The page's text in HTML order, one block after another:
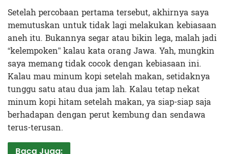
Setelah percobaan pertama tersebut, akhirnya saya
memutuskan untuk tidak lagi melakukan kebiasaan
aneh itu. Bukannya segar atau bikin lega, malah jadi
“kelempoken” kalau kata orang Jawa. Yah, mungkin
saya memang tidak cocok dengan kebiasaan ini.
Kalau mau minum kopi setelah makan, setidaknya
tunggu satu atau dua jam lah. Kalau tetap nekat
minum kopi hitam setelah makan, ya siap-siap saja
berhadapan dengan perut kembung dan sendawa
terus-terusan.
Baca Juga: